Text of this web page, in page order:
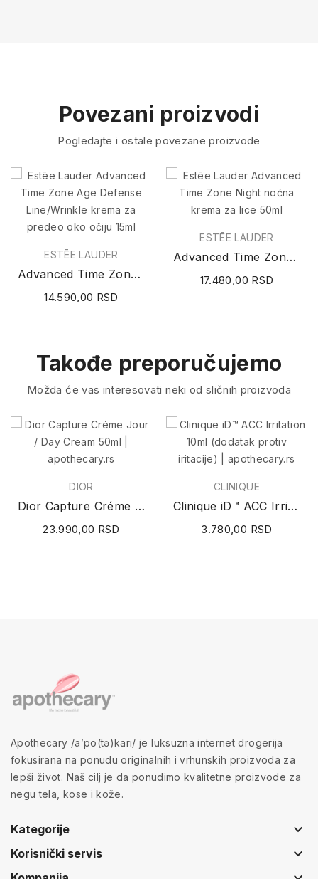
Povezani proizvodi
Pogledajte i ostale povezane proizvode
ESTĒE LAUDER
Advanced Time Zone Age Defense Line/Wrinkle...
14.590,00 RSD
ESTĒE LAUDER
Advanced Time Zone Night noćna krema za lice 50ml
17.480,00 RSD
Takođe preporučujemo
Možda će vas interesovati neki od sličnih proizvoda
DIOR
Dior Capture Créme Jour / Day Cream 50ml
23.990,00 RSD
CLINIQUE
Clinique iD™ ACC Irritation 10ml (dodatak...
3.780,00 RSD
Apothecary /a’po(tə)kari/ je luksuzna internet drogerija
fokusirana na ponudu originalnih i vrhunskih proizvoda za
lepši život. Naš cilj je da ponudimo kvalitetne proizvode za
negu tela, kose i kože.
Kategorije keyboard_arrow_down
Korisnički servis keyboard_arrow_down